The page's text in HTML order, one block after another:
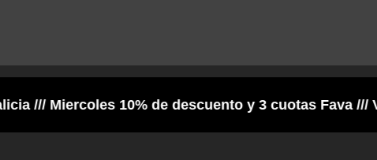
10% de descuento y 3 cuotas Fava ///